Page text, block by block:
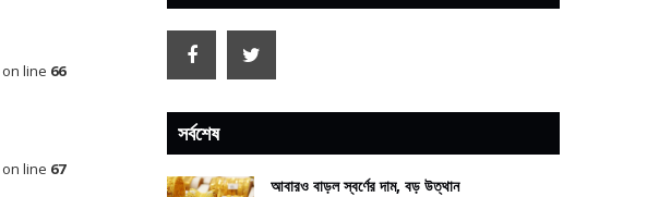
on line 66
on line 67
সর্বশেষ
আবারও বাড়ল স্বর্ণের দাম, বড় উত্থান